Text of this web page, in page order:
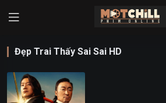
Đẹp Trai Thấy Sai Sai HD